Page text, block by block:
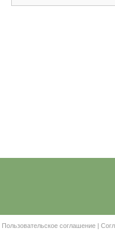
Пользовательское соглашение |